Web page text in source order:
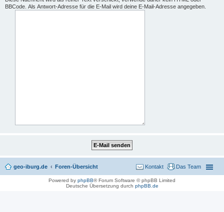
BBCode. Als Antwort-Adresse für die E-Mail wird deine E-Mail-Adresse angegeben.
geo-iburg.de Foren-Übersicht Das Team
Kontakt
Powered by phpBB® Forum Software © phpBB Limited
Deutsche Übersetzung durch phpBB.de